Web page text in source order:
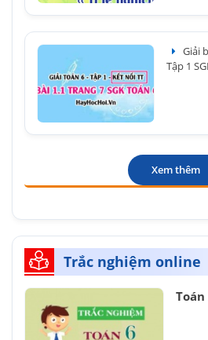
Giải
Tập 1
Xem thêm
Trắc nghiệm online